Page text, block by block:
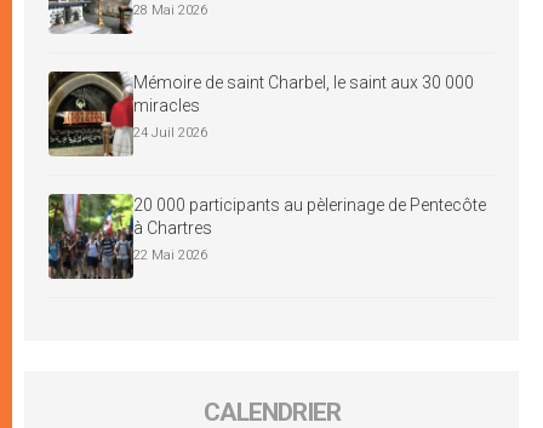
28 Mai 2026
Mémoire de saint Charbel, le saint aux 30 000
miracles
24 Juil 2026
20 000 participants au pèlerinage de Pentecôte
à Chartres
22 Mai 2026
CALENDRIER